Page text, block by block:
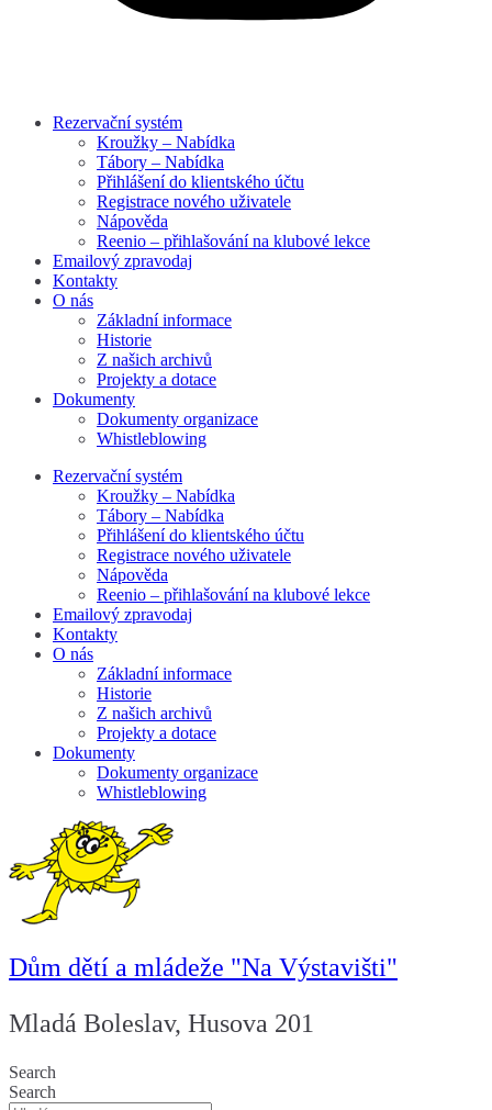
Rezervační systém
Kroužky – Nabídka
Tábory – Nabídka
Přihlášení do klientského účtu
Registrace nového uživatele
Nápověda
Reenio – přihlašování na klubové lekce
Emailový zpravodaj
Kontakty
O nás
Základní informace
Historie
Z našich archivů
Projekty a dotace
Dokumenty
Dokumenty organizace
Whistleblowing
Rezervační systém
Kroužky – Nabídka
Tábory – Nabídka
Přihlášení do klientského účtu
Registrace nového uživatele
Nápověda
Reenio – přihlašování na klubové lekce
Emailový zpravodaj
Kontakty
O nás
Základní informace
Historie
Z našich archivů
Projekty a dotace
Dokumenty
Dokumenty organizace
Whistleblowing
Dům dětí a mládeže "Na Výstavišti"
Mladá Boleslav, Husova 201
Search
Search